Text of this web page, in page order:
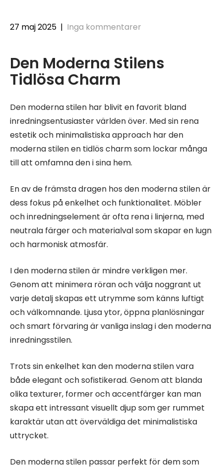
27 maj 2025 | Inga kommentarer
Den Moderna Stilens
Tidlösa Charm
Den moderna stilen har blivit en favorit bland
inredningsentusiaster världen över. Med sin rena
estetik och minimalistiska approach har den
moderna stilen en tidlös charm som lockar många
till att omfamna den i sina hem.
En av de främsta dragen hos den moderna stilen är
dess fokus på enkelhet och funktionalitet. Möbler
och inredningselement är ofta rena i linjerna, med
neutrala färger och materialval som skapar en lugn
och harmonisk atmosfär.
I den moderna stilen är mindre verkligen mer.
Genom att minimera röran och välja noggrant ut
varje detalj skapas ett utrymme som känns luftigt
och välkomnande. Ljusa ytor, öppna planlösningar
och smart förvaring är vanliga inslag i den moderna
inredningsstilen.
Trots sin enkelhet kan den moderna stilen vara
både elegant och sofistikerad. Genom att blanda
olika texturer, former och accentfärger kan man
skapa ett intressant visuellt djup som ger rummet
karaktär utan att överväldiga det minimalistiska
uttrycket.
Den moderna stilen passar perfekt för dem som